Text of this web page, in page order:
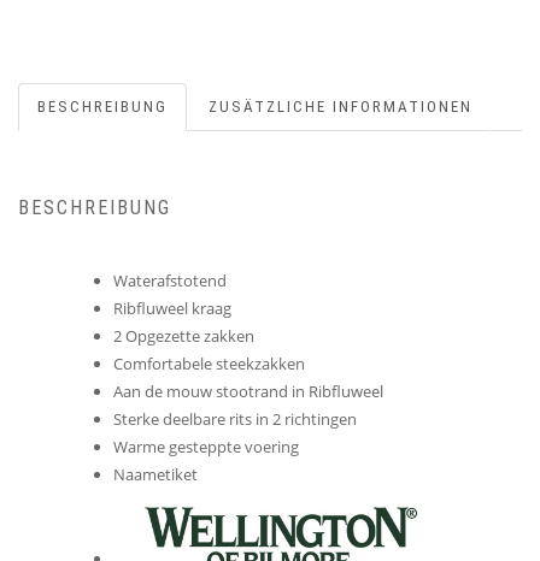
BESCHREIBUNG ZUSÄTZLICHE INFORMATIONEN
BESCHREIBUNG
Waterafstotend
Ribfluweel kraag
2 Opgezette zakken
Comfortabele steekzakken
Aan de mouw stootrand in Ribfluweel
Sterke deelbare rits in 2 richtingen
Warme gesteppte voering
Naametiket